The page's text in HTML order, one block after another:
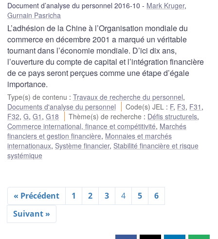
Document d’analyse du personnel 2016-10 Mark Kruger,
Gurnain Pasricha
L’adhésion de la Chine à l’Organisation mondiale du
commerce en décembre 2001 a marqué un véritable
tournant dans l’économie mondiale. D’ici dix ans,
l’ouverture du compte de capital et l’intégration financière
de ce pays seront perçues comme une étape d’égale
importance.
Type(s) de contenu : Travaux de recherche du personnel,
Documents d'analyse du personnel
Code(s) JEL : F, F3, F31 ,
F32, G, G1 , G18 Thème(s) de recherche : Défis structurels,
Commerce international, finance et compétitivité, Marchés
financiers et gestion financière, Monnaies et marchés
internationaux, Système financier, Stabilité financière et risque
systémique
« Précédent 1 2 3 4 5
6
Suivant »